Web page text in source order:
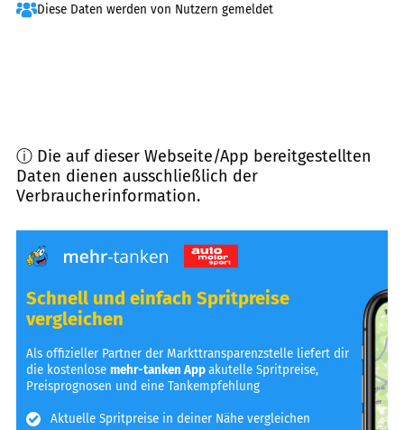
Diese Daten werden von Nutzern gemeldet
ⓘ Die auf dieser Webseite/App bereitgestellten
Daten dienen ausschließlich der
Verbraucherinformation.
Schnell und einfach Spritpreise
vergleichen
Als offizieller Partner der Markttransparenzstelle liefert dir
die kostenlosemehr-tanken Appakutelle Spritpreise,
Preisprognosen und eine Tankempfehlung
Aktuelle Spritpreise in deiner Nähe vergleichen